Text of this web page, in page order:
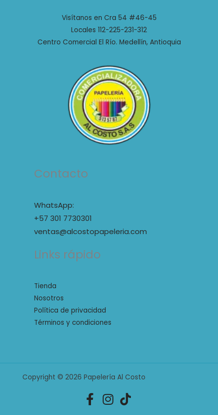
Visítanos en Cra 54 #46-45
Locales 112-225-231-312
Centro Comercial El Río. Medellín, Antioquia
Contacto
WhatsApp:
+57 301 7730301
ventas@alcostopapeleria.com
Links rápido
Tienda
Nosotros
Política de privacidad
Términos y condiciones
Copyright © 2026 Papelería Al Costo